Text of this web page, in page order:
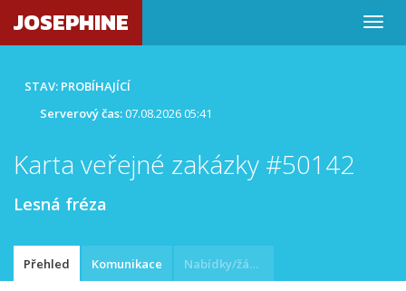
JOSEPHINE
STAV: PROBÍHAJÍCÍ
Serverový čas:07.08.2026 05:41
Karta veřejné zakázky #50142
Lesná fréza
Přehled Komunikace Nabídky/žádosti